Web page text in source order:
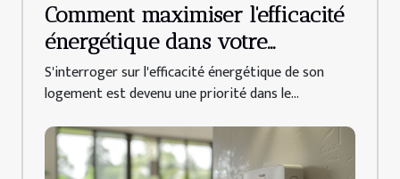
Comment maximiser l'efficacité
énergétique dans votre
logement
S'interroger sur l'efficacité énergétique de son
logement est devenu une priorité dans le...